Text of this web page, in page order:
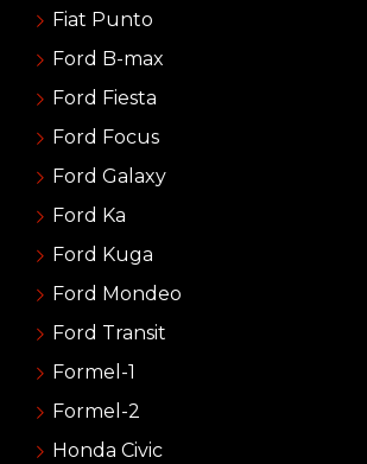
Fiat Punto
Ford B-max
Ford Fiesta
Ford Focus
Ford Galaxy
Ford Ka
Ford Kuga
Ford Mondeo
Ford Transit
Formel-1
Formel-2
Honda Civic